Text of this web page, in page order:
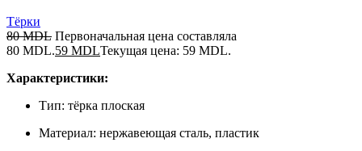
Тёрки
80MDL Первоначальная цена составляла
80 MDL.59 MDLТекущая цена: 59 MDL.
Характеристики:
Тип: тёрка плоская
Материал: нержавеющая сталь, пластик